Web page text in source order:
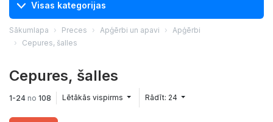
Visas kategorijas
Sākumlapa Preces Apģērbi un apavi
Apģērbi
Cepures, šalles
Cepures, šalles
1-24 no 108 Lētākās vispirms Rādīt: 24